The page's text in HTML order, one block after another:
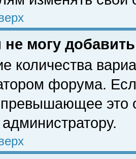
не могу
количества
форума.
это